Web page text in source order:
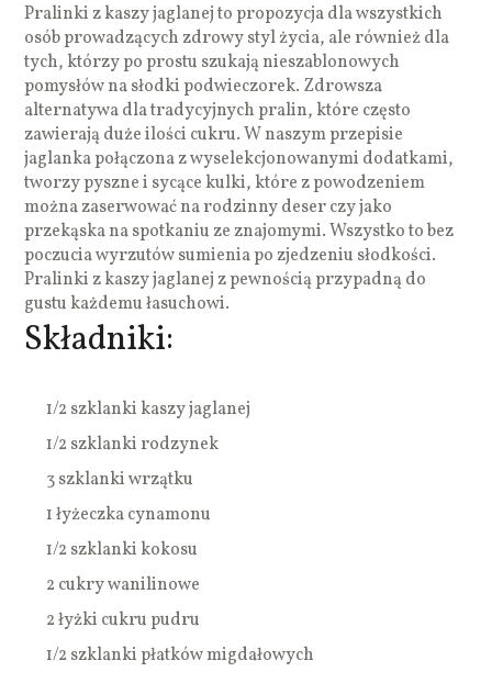
Pralinki z kaszy jaglanej to propozycja dla wszystkich
osób prowadzących zdrowy styl życia, ale również dla
tych, którzy po prostu szukają nieszablonowych
pomysłów na słodki podwieczorek. Zdrowsza
alternatywa dla tradycyjnych pralin, które często
zawierają duże ilości cukru. W naszym przepisie
jaglanka połączona z wyselekcjonowanymi dodatkami,
tworzy pyszne i sycące kulki, które z powodzeniem
można zaserwować na rodzinny deser czy jako
przekąska na spotkaniu ze znajomymi. Wszystko to bez
poczucia wyrzutów sumienia po zjedzeniu słodkości.
Pralinki z kaszy jaglanej z pewnością przypadną do
gustu każdemu łasuchowi.
Składniki:
1/2 szklanki kaszy jaglanej
1/2 szklanki rodzynek
3 szklanki wrzątku
1 łyżeczka cynamonu
1/2 szklanki kokosu
2 cukry wanilinowe
2 łyżki cukru pudru
1/2 szklanki płatków migdałowych